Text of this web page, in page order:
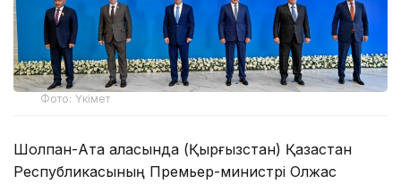
Фото: Үкімет
Шолпан-Ата қаласында (Қырғызстан) Қазақстан
Республикасының Премьер-министрі Олжас